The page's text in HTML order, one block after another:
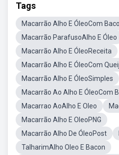
Tags
Macarrão Alho E ÓleoCom
Macarrão ParafusoAlho E Óleo
Macarrão Alho E ÓleoReceita
Macarrão Alho E ÓleoCom
Macarrão Alho E ÓleoSimples
Macarrão Ao Alho E ÓleoCom
Macarrao AoAlho E Oleo
Macarrão Alho E OleoPNG
Macarrão Alho De ÓleoPost
TalharimAlho Oleo E Bacon